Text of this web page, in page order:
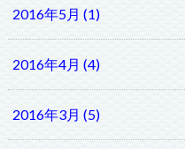
2016年5月 (1)
2016年4月 (4)
2016年3月 (5)